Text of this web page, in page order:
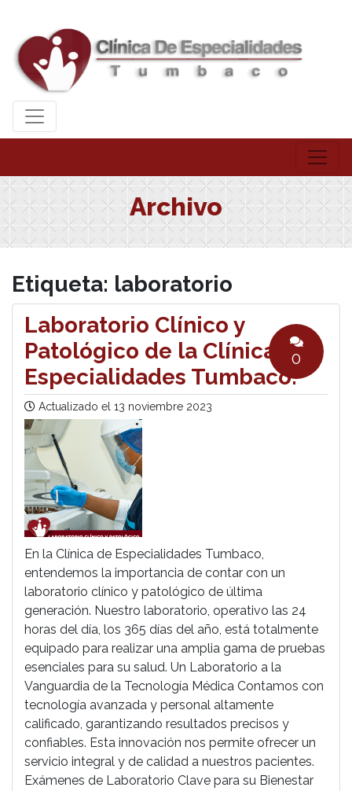
Archivo
Etiqueta: laboratorio
Laboratorio Clínico y
Patológico de la Clínica de
Especialidades Tumbaco:
Actualizado el 13 noviembre 2023
0
En la Clínica de Especialidades Tumbaco,
entendemos la importancia de contar con un
laboratorio clínico y patológico de última
generación. Nuestro laboratorio, operativo las 24
horas del día, los 365 días del año, está totalmente
equipado para realizar una amplia gama de pruebas
esenciales para su salud. Un Laboratorio a la
Vanguardia de la Tecnología Médica Contamos con
tecnología avanzada y personal altamente
calificado, garantizando resultados precisos y
confiables. Esta innovación nos permite ofrecer un
servicio integral y de calidad a nuestros pacientes.
Exámenes de Laboratorio Clave para su Bienestar